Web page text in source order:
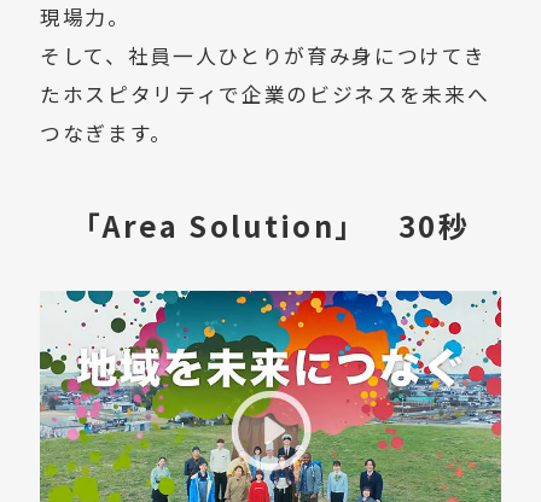
現場力。
そして、社員一人ひとりが育み身につけてき
たホスピタリティで企業のビジネスを未来へ
つなぎます。
「Area Solution」 30秒